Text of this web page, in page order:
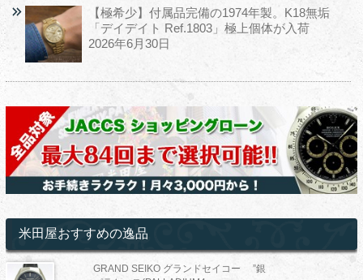
【極希少】付属品完備の1974年製。K18無垢
「デイデイト Ref.1803」極上個体が入荷
2026年6月30日
米田屋おすすめの逸品
GRAND SEIKO グランドセイコー ”銀